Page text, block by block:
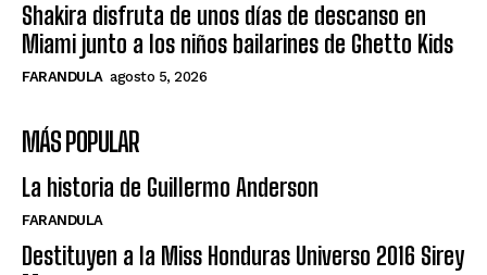
Shakira disfruta de unos días de descanso en
Miami junto a los niños bailarines de Ghetto Kids
FARANDULA agosto 5, 2026
MÁS POPULAR
La historia de Guillermo Anderson
FARANDULA
Destituyen a la Miss Honduras Universo 2016 Sirey